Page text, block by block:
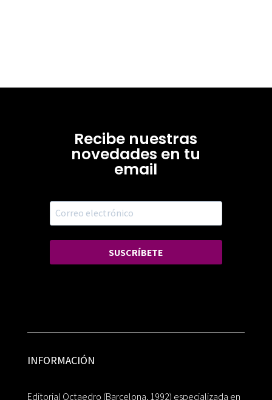
Recibe nuestras
novedades en tu
email
SUSCRÍBETE
INFORMACIÓN
Editorial Octaedro (Barcelona, 1992) especializada en